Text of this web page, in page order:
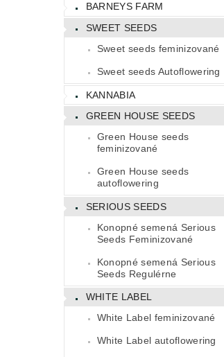
BARNEYS FARM
SWEET SEEDS
Sweet seeds feminizované
Sweet seeds Autoflowering
KANNABIA
GREEN HOUSE SEEDS
Green House seeds
feminizované
Green House seeds
autoflowering
SERIOUS SEEDS
Konopné semená Serious
Seeds Feminizované
Konopné semená Serious
Seeds Regulérne
WHITE LABEL
White Label feminizované
White Label autoflowering